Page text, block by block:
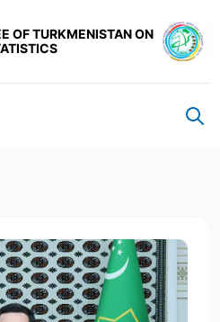
OF TURKMENISTAN ON